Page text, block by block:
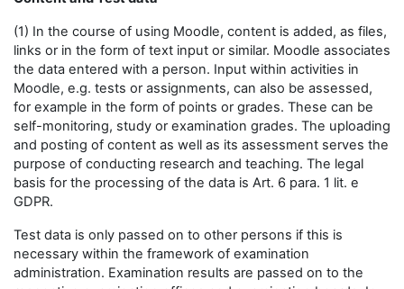
(1) In the course of using Moodle, content is added, as files,
links or in the form of text input or similar. Moodle associates
the data entered with a person. Input within activities in
Moodle, e.g. tests or assignments, can also be assessed,
for example in the form of points or grades. These can be
self-monitoring, study or examination grades. The uploading
and posting of content as well as its assessment serves the
purpose of conducting research and teaching. The legal
basis for the processing of the data is Art. 6 para. 1 lit. e
GDPR.
Test data is only passed on to other persons if this is
necessary within the framework of examination
administration. Examination results are passed on to the